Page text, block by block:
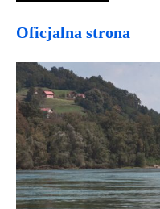
Oficjalna strona